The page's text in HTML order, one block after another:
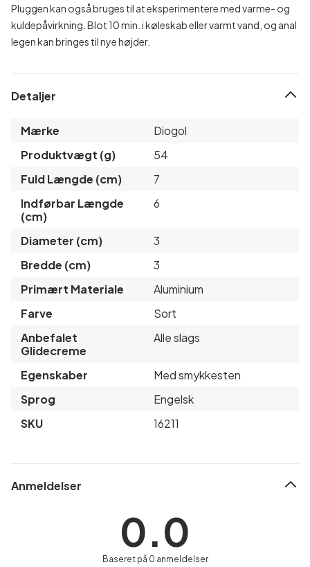
Pluggen kan også bruges til at eksperimentere med varme- og
kuldepåvirkning. Blot 10 min. i køleskab eller varmt vand, og anal
legen kan bringes til nye højder.
Detaljer
Mærke
Diogol
Produktvægt (g)
54
Fuld Længde (cm)
7
Indførbar Længde
(cm)
6
Diameter (cm)
3
Bredde (cm)
3
Primært Materiale
Aluminium
Farve
Sort
Anbefalet
Glidecreme
Alle slags
Egenskaber
Med smykkesten
Sprog
Engelsk
SKU
16211
Anmeldelser
0.0
Baseret på 0 anmeldelser